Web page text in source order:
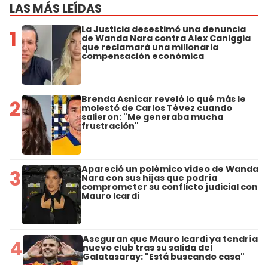
LAS MÁS LEÍDAS
1 La Justicia desestimó una denuncia
de Wanda Nara contra Alex Caniggia
que reclamará una millonaria
compensación económica
2 Brenda Asnicar reveló lo qué más le
molestó de Carlos Tévez cuando
salieron: "Me generaba mucha
frustración"
3 Apareció un polémico video de Wanda
Nara con sus hijas que podría
comprometer su conflicto judicial con
Mauro Icardi
4 Aseguran que Mauro Icardi ya tendría
nuevo club tras su salida del
Galatasaray: "Está buscando casa"